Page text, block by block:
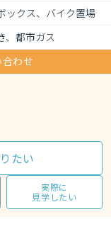
ックス、バイク置場
、都市ガス
わせ
たい
実際に
見学したい